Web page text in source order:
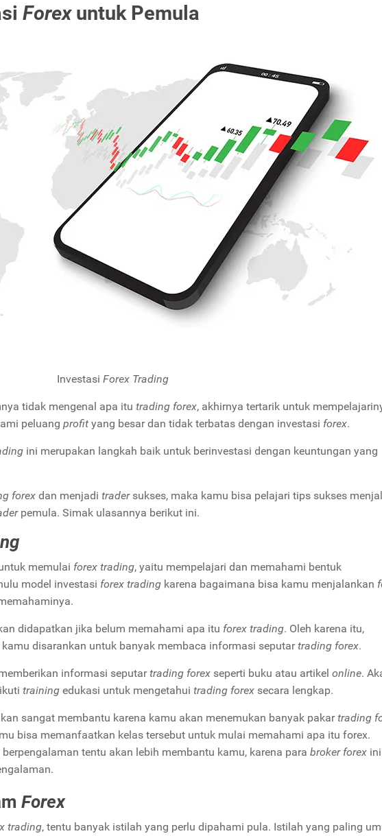
Forexuntuk Pemula
InvestasiForex Trading
tidak mengenal apa itu trading forex, akhirnya tertarik untuk
peluang profit yang besar dan tidak terbatas dengan investasi forex.
ini merupakan langkah baik untuk berinvestasi dengan keuntungan yang
forex dan menjadi tradersukses, maka kamu bisa pelajari tips sukses
pemula. Simak ulasannya berikut ini.
memulai forex trading, yaitu mempelajari dan memahami bentuk
model investasi forex trading karena bagaimana bisa kamu menjalankan
didapatkan jika belum memahami apa itu forex trading. Oleh karena itu,
kamu disarankan untuk banyak membaca informasi seputartrading forex.
informasi seputartrading forex seperti buku atau artikel online.
training edukasi untuk mengetahui trading forex secara lengkap.
sangat membantu karena kamu akan menemukan banyak pakartrading
bisa memanfaatkan kelas tersebut untuk mulai memahami apa itu forex.
tentu akan lebih membantu kamu, karena para broker forex ini
Forex
trading, tentu banyak istilah yang perlu dipahami pula. Istilah yang paling